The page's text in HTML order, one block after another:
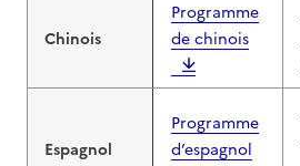
Chinois
Programme
de chinois
Espagnol
Programme
d’espagnol